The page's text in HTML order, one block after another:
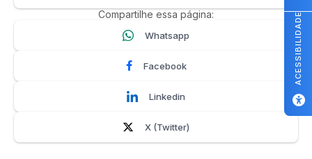
Compartilhe essa página:
Whatsapp
Facebook
Linkedin
X (Twitter)
ACESSIBILIDADE